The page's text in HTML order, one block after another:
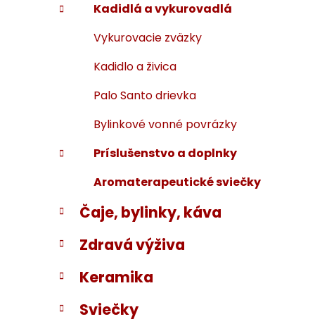
Kadidlá a vykurovadlá
Vykurovacie zväzky
Kadidlo a živica
Palo Santo drievka
Bylinkové vonné povrázky
Príslušenstvo a doplnky
Aromaterapeutické sviečky
Čaje, bylinky, káva
Zdravá výživa
Keramika
Sviečky